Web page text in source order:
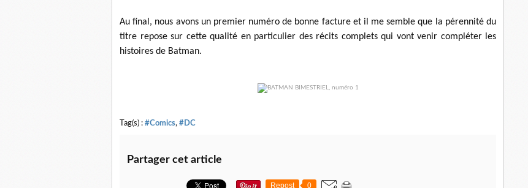
Au final, nous avons un premier numéro de bonne facture et il me semble que la pérennité du
titre repose sur cette qualité en particulier des récits complets qui vont venir compléter les
histoires de Batman.
Tag(s) : #Comics, #DC
Partager cet article
Repost 0